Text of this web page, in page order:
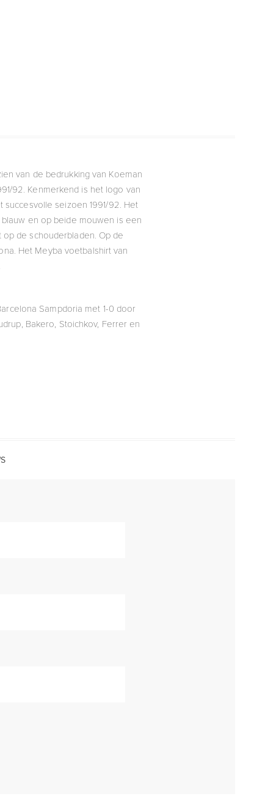
van de bedrukking van Koeman
92. Kenmerkend is het logo van
seizoen 1991/92. Het
en op beide mouwen is een
de schouderbladen. Op de
Het Meyba voetbalshirt van
Sampdoria met 1-0 door
Bakero, Stoichkov, Ferrer en